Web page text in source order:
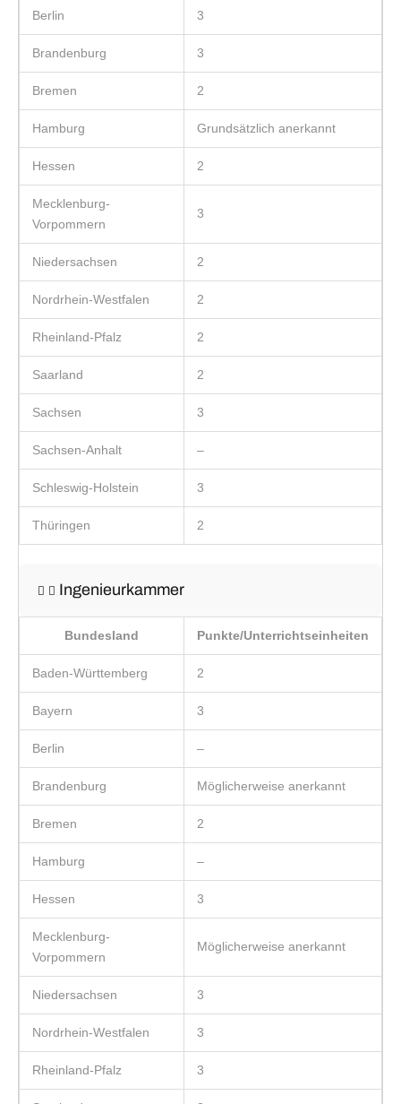
Berlin 3
Brandenburg 3
Bremen 2
Hamburg Grundsätzlich anerkannt
Hessen 2
Mecklenburg-
Vorpommern
3
Niedersachsen 2
Nordrhein-Westfalen 2
Rheinland-Pfalz 2
Saarland 2
Sachsen 3
Sachsen-Anhalt –
Schleswig-Holstein 3
Thüringen 2
Ingenieurkammer
Bundesland Punkte/Unterrichtseinheiten
Baden-Württemberg 2
Bayern 3
Berlin –
Brandenburg Möglicherweise anerkannt
Bremen 2
Hamburg –
Hessen 3
Mecklenburg-
Vorpommern
Möglicherweise anerkannt
Niedersachsen 3
Nordrhein-Westfalen 3
Rheinland-Pfalz 3